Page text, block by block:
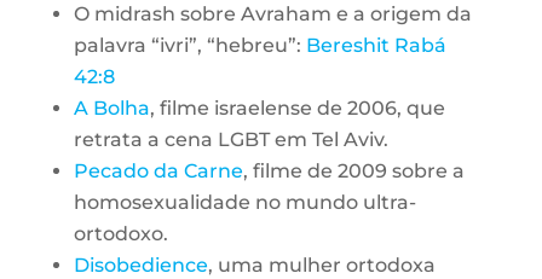
O midrash sobre Avraham e a origem da
palavra “ivri”, “hebreu”: Bereshit Rabá
42:8
A Bolha, filme israelense de 2006, que
retrata a cena LGBT em Tel Aviv.
Pecado da Carne, filme de 2009 sobre a
homosexualidade no mundo ultra-
ortodoxo.
Disobedience, uma mulher ortodoxa